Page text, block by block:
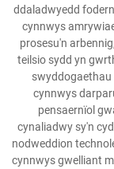
ddaladwyedd
cynnwys
prosesu'n
teilsio sydd yn
cynnwys
pensaernïol
cynaliadwy sy'n
nodweddion
cynnwys gwelliant